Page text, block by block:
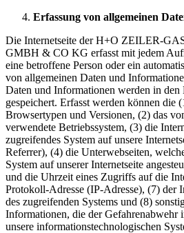
Erfassung von allgemeinen
Die Internetseite der H+O ZEILER-
GMBH & CO KG erfasst mit jedem
eine betroffene Person oder ein
von allgemeinen Daten und
Daten und Informationen werden in den
gespeichert. Erfasst werden können die
Browsertypen und Versionen, (2) das
verwendete Betriebssystem, (3) die
zugreifendes System auf unsere
Referrer), (4) die Unterwebseiten,
System auf unserer Internetseite
und die Uhrzeit eines Zugriffs auf die
Protokoll-Adresse (IP-Adresse), (7) der
des zugreifenden Systems und (8)
Informationen, die der
unsere informationstechnologischen